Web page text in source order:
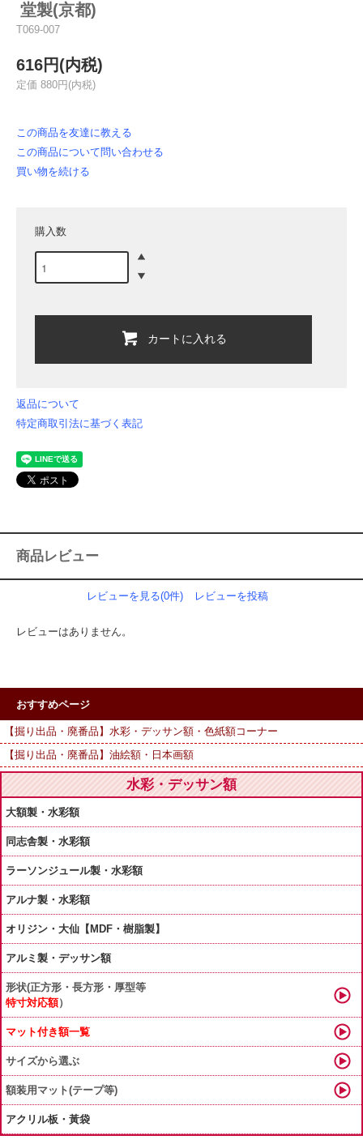
堂製(京都)
T069-007
616円(内税)
定価 880円(内税)
この商品を友達に教える
この商品について問い合わせる
買い物を続ける
購入数
カートに入れる
返品について
特定商取引法に基づく表記
商品レビュー
レビューを見る(0件) レビューを投稿
レビューはありません。
おすすめページ
【掘り出品・廃番品】水彩・デッサン額・色紙額コーナー
【掘り出品・廃番品】油絵額・日本画額
水彩・デッサン額
大額製・水彩額
同志舎製・水彩額
ラーソンジュール製・水彩額
アルナ製・水彩額
オリジン・大仙【MDF・樹脂製】
アルミ製・デッサン額
形状(正方形・長方形・厚型等
特寸対応額）
マット付き額一覧
サイズから選ぶ
額装用マット(テープ等)
アクリル板・黃袋